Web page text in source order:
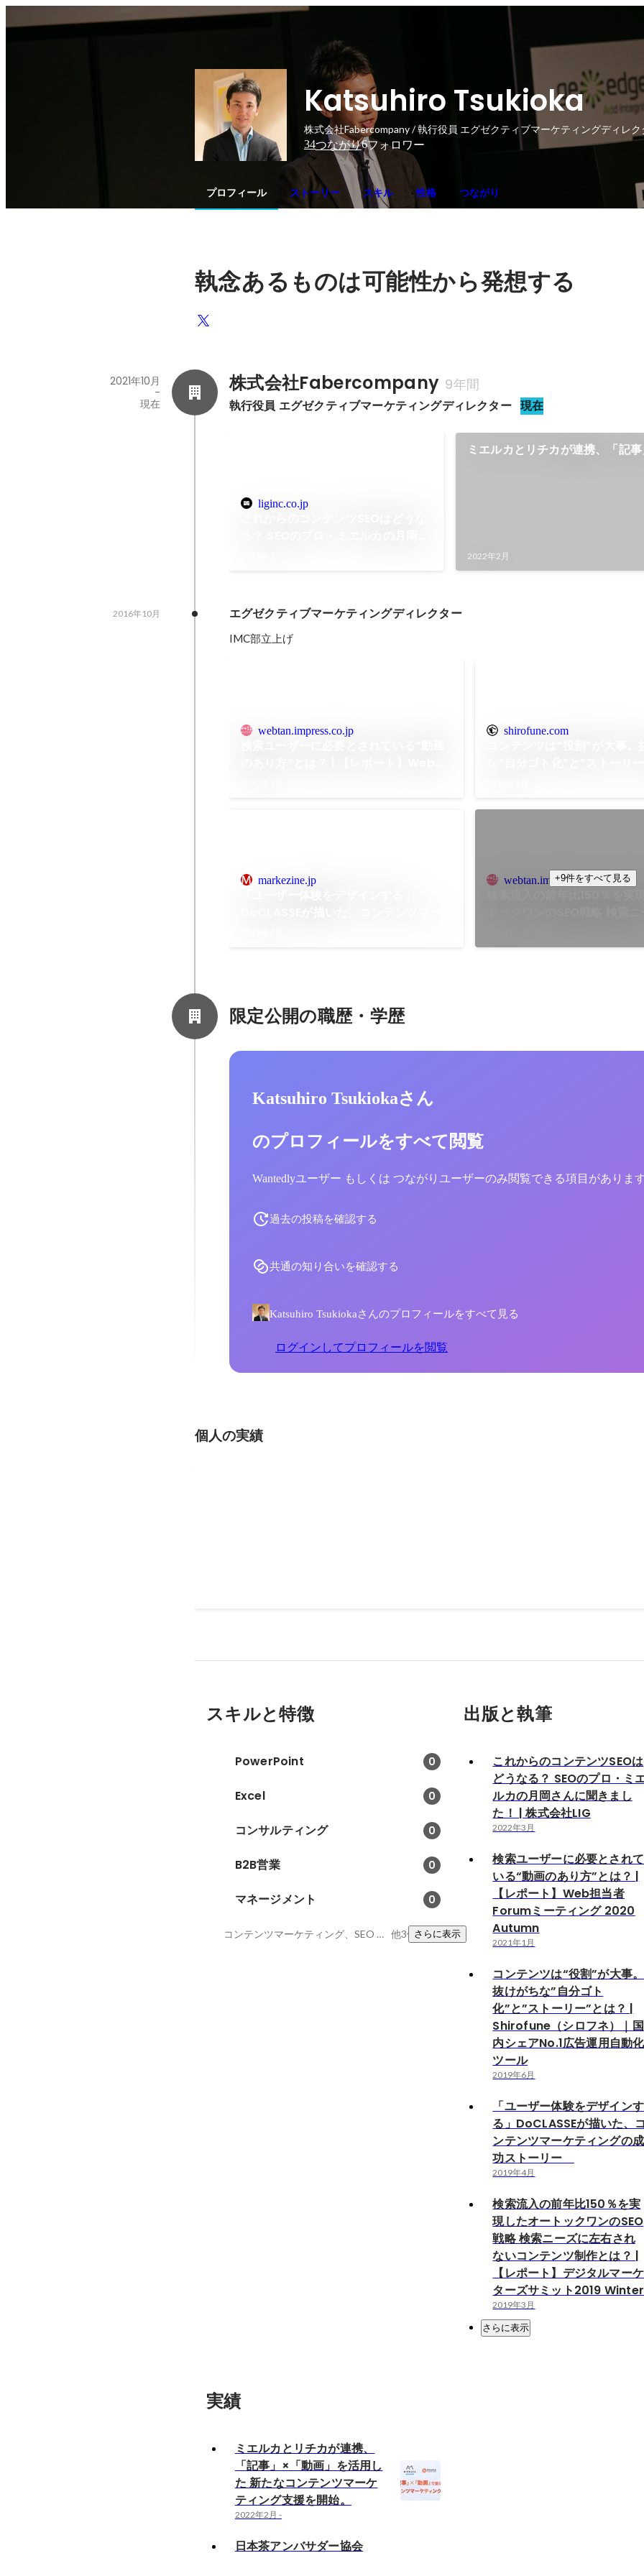
Katsuhiro Tsukioka
株式会社Fabercompany / 執行役員 エグゼクティブマーケティングディレク
34つながり6フォロワー
プロフィール ストーリー スキル 性格 つながり
執念あるものは可能性から発想する
株式会社Fabercompany 9年間
執行役員 エグゼクティブマーケティングディレクター 現在
2021年10月
-
現在
liginc.co.jp
ミエルカとリチカが連携、「記
2022年2月
エグゼクティブマーケティングディレクター
2016年10月
IMC部立上げ
webtan.impress.co.jp shirofune.com
markezine.jp webtan.impress.co.jp
ポート】デジタルマーケター
+9件をすべて見る
限定公開の職歴・学歴
Katsuhiro Tsukiokaさん
のプロフィールをすべて閲覧
Wantedlyユーザー もしくは つながりユーザーのみ閲覧できる項目がありま
過去の投稿を確認する
共通の知り合いを確認する
Katsuhiro Tsukiokaさんのプロフィールをすべて見る
ログインしてプロフィールを閲覧
個人の実績
スキルと特徴
PowerPoint 0
Excel 0
コンサルティング 0
B2B営業 0
マネージメント 0
コンテンツマーケティング、SEO Search Engine Optimisation、リードナーチャリング 他3件さらに表示
出版と執筆
これからのコンテンツSEOは
どうなる？ SEOのプロ・ミ
ルカの月岡さんに聞きまし
た！ | 株式会社LIG
2022年3月
検索ユーザーに必要とされて
いる“動画のあり方”とは？ |
【レポート】Web担当者
Forumミーティング 2020
Autumn
2021年1月
コンテンツは“役割”が大事。
抜けがちな”自分ゴト
化”と”ストーリー”とは？ |
Shirofune（シロフネ）｜国
内シェアNo.1広告運用自動化
ツール
2019年6月
「ユーザー体験をデザインす
る」DoCLASSEが描いた、
ンテンツマーケティングの成
功ストーリー
2019年4月
検索流入の前年比150％を実
現したオートックワンのSEO
戦略 検索ニーズに左右され
ないコンテンツ制作とは？ |
【レポート】デジタルマーケ
ターズサミット2019 Winter
2019年3月
さらに表示
実績
ミエルカとリチカが連携、
「記事」×「動画」を活用し
た 新たなコンテンツマーケ
ティング支援を開始。
2022年2月 -
日本茶アンバサダー協会